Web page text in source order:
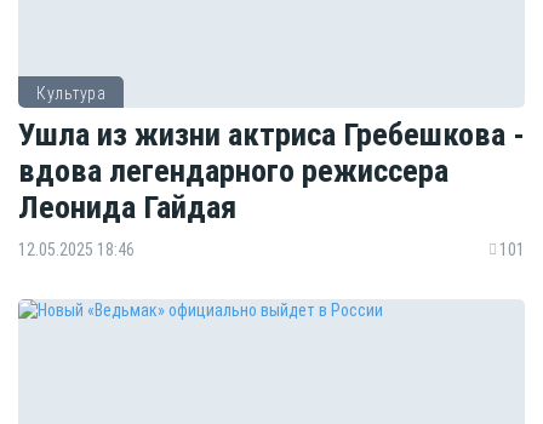
Культура
Ушла из жизни актриса Гребешкова -
вдова легендарного режиссера
Леонида Гайдая
12.05.2025 18:46 101